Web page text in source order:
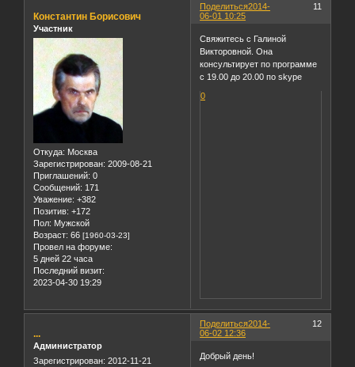
Поделиться 11
2014-
06-01 10:25
Константин Борисович
Участник
Откуда: Москва
Зарегистрирован: 2009-08-21
Приглашений: 0
Сообщений: 171
Уважение: +382
Позитив: +172
Пол: Мужской
Возраст: 66 [1960-03-23]
Провел на форуме:
5 дней 22 часа
Последний визит:
2023-04-30 19:29
Свяжитесь с Галиной
Викторовной. Она
консультирует по программе
с 19.00 до 20.00 по skype
0
Поделиться 12
2014-
06-02 12:36
...
Администратор
Зарегистрирован: 2012-11-21
Добрый день!